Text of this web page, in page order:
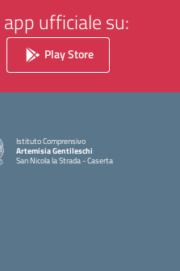
ufficiale su:
Play Store
Istituto Comprensivo
Artemisia Gentileschi
San Nicola la Strada - Caserta